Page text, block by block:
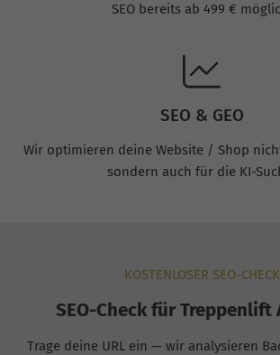
SEO bereits ab 499 €
SEO & GEO
Wir optimieren deine Website / Shop
sondern auch für die KI-
KOSTENLOSER SEO-CHECK
SEO-Check für Treppenlift
Trage deine URL ein — wir analysieren